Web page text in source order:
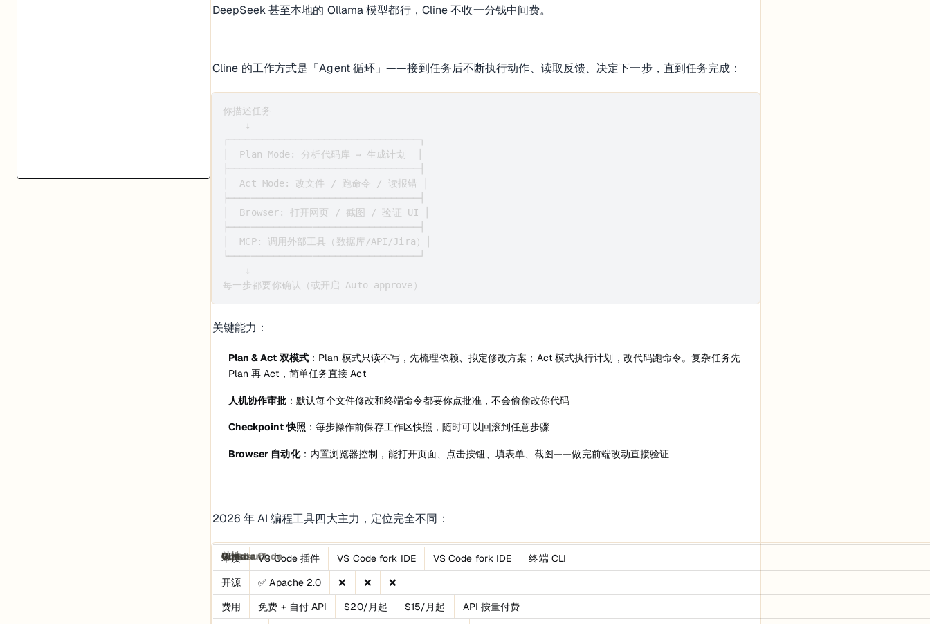
DeepSeek 甚至本地的 Ollama 模型都行，Cline 不收一分钱中间费。
Cline 的工作方式是「Agent 循环」——接到任务后不断执行动作、读取反馈、决定下一步，直到任务完成：
你描述任务
    ↓
┌──────────────────────────────────┐
│  Plan Mode: 分析代码库 → 生成计划  │
├──────────────────────────────────┤
│  Act Mode: 改文件 / 跑命令 / 读报错 │
├──────────────────────────────────┤
│  Browser: 打开网页 / 截图 / 验证 UI │
├──────────────────────────────────┤
│  MCP: 调用外部工具（数据库/API/Jira）│
└──────────────────────────────────┘
    ↓
每一步都要你确认（或开启 Auto-approve）
关键能力：
Plan & Act 双模式：Plan 模式只读不写，先梳理依赖、拟定修改方案；Act 模式执行计划，改代码跑命令。复杂任务先
Plan 再 Act，简单任务直接 Act
人机协作审批 ：默认每个文件修改和终端命令都要你点批准，不会偷偷改你代码
Checkpoint 快照 ：每步操作前保存工作区快照，随时可以回滚到任意步骤
Browser 自动化：内置浏览器控制，能打开页面、点击按钮、填表单、截图——做完前端改动直接验证
2026 年 AI 编程工具四大主力，定位完全不同：
特性
Cline
Cursor
Windsurf
Claude Code
本质 VS Code 插件 VS Code fork IDE VS Code fork IDE
终端 CLI
开源
✅ Apache 2.0 ❌ ❌
❌
费用
免费 + 自付 API $20/月起 $15/月起
API 按量付费